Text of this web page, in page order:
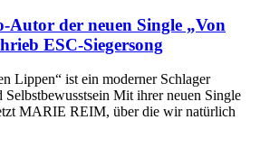
der neuen Single „Von
ESC-Siegersong
Lippen“ ist ein moderner Schlager
Selbstbewusstsein Mit ihrer neuen Single
MARIE REIM, über die wir natürlich